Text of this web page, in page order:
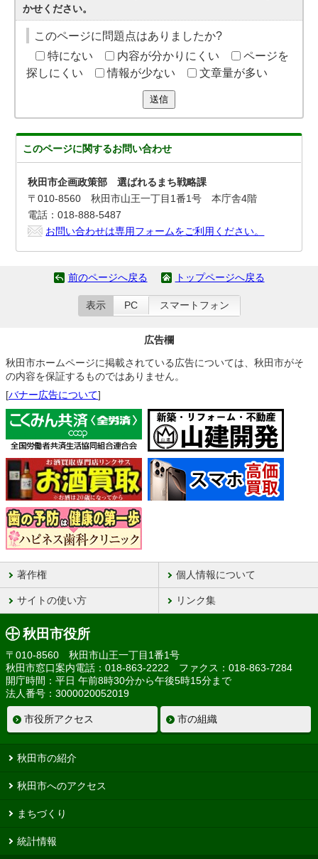
かせください。
このページに問題点はありましたか?
特にない
内容が分かりにくい
ページを
探しにくい
情報が少ない 文章量が多い
送信
このページに関するお問い合わせ
秋田市企画政策部 選ばれるまち戦略課
〒010-8560 秋田市山王一丁目1番1号 本庁舎4階
電話：018-888-5487
お問い合わせは専用フォームをご利用ください。
前のページへ戻る トップページへ戻る
表示 PC スマートフォン
広告欄
秋田市ホームページに掲載されている広告については、秋田市がそ
の内容を保証するものではありません。
[バナー広告について]
著作権 個人情報について
サイトの使い方 リンク集
秋田市役所
〒010-8560 秋田市山王一丁目1番1号
秋田市窓口案内電話：018-863-2222 ファクス：018-863-7284
開庁時間：平日 午前8時30分から午後5時15分まで
法人番号：3000020052019
市役所アクセス 市の組織
秋田市の紹介
秋田市へのアクセス
まちづくり
統計情報